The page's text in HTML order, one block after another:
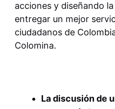
acciones y diseñando
entregar un mejor
ciudadanos de
Colomina.
La discusión de